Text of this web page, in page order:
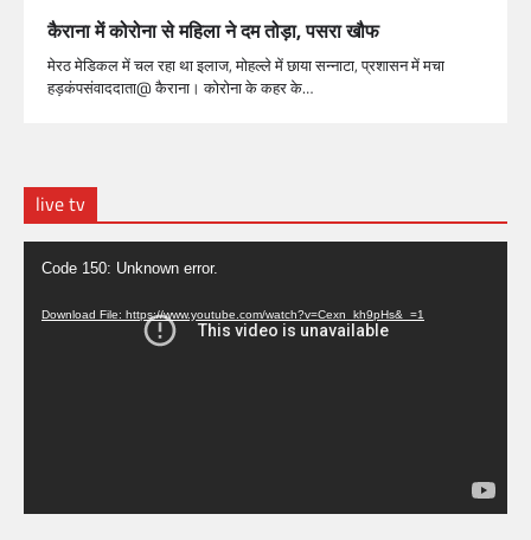
कैराना में कोरोना से महिला ने दम तोड़ा, पसरा खौफ
मेरठ मेडिकल में चल रहा था इलाज, मोहल्ले में छाया सन्नाटा, प्रशासन में मचा
हड़कंपसंवाददाता@ कैराना। कोरोना के कहर के…
live tv
Video
Player
Code 150: Unknown error.
Download File: https://www.youtube.com/watch?v=Cexn_kh9pHs&_=1